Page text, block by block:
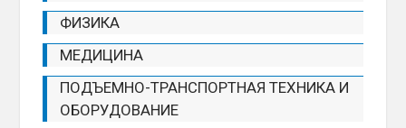
ФИЗИКА
МЕДИЦИНА
ПОДЪЕМНО-ТРАНСПОРТНАЯ ТЕХНИКА И
ОБОРУДОВАНИЕ